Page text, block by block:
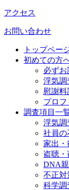
アクセス
お問い合わせ
トップペー
初めての方
必ずお
浮気調
慰謝料
プロ
調査項目一
浮気調
社員の
家出・
盗聴・
DNA
不正対
科学調